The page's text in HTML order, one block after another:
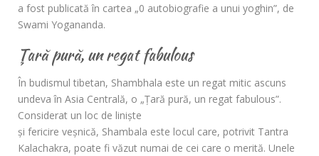
a fost publicată în cartea „0 autobiografie a unui yoghin”, de
Swami Yogananda.
Ţară pură, un regat fabulous
În budismul tibetan, Shambhala este un regat mitic ascuns
undeva în Asia Centrală, o „Ţară pură, un regat fabulous”.
Considerat un loc de linişte
şi fericire veşnică, Shambala este locul care, potrivit Tantra
Kalachakra, poate fi văzut numai de cei care o merită. Unele